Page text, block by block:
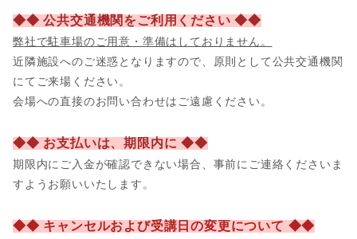
◆◆ 公共交通機関をご利用ください ◆◆
弊社で駐車場のご用意・準備はしておりません。
近隣施設へのご迷惑となりますので、原則として公共交通機関
にてご来場ください。
会場への直接のお問い合わせはご遠慮ください。
◆◆ お支払いは、期限内に ◆◆
期限内にご入金が確認できない場合、事前にご連絡くださいま
すようお願いいたします。
◆◆ キャンセルおよび受講日の変更について ◆◆